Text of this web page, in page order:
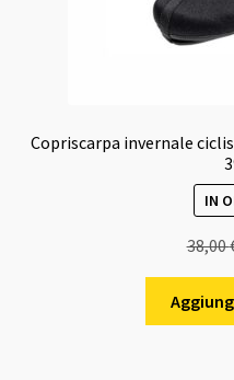
Copriscarpa invernale
IN
38,00